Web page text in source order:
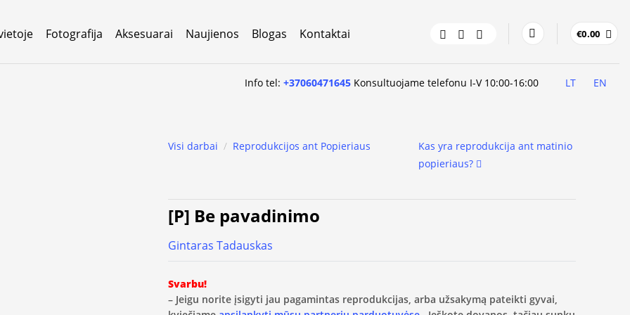
Fotografija Aksesuarai Naujienos Blogas Kontaktai €0.00
Info tel:+37060471645 Konsultuojame telefonu I-V 10:00-16:00 LT EN
Visi darbai / Reprodukcijos ant Popieriaus
Kas yra reprodukcija ant matinio
popieriaus?
[P] Be pavadinimo
Gintaras Tadauskas
Svarbu!
– Jeigu norite įsigyti jau pagamintas reprodukcijas, arba užsakymą pateikti gyvai,